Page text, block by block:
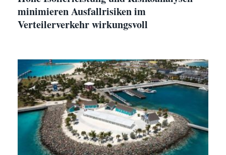
minimieren Ausfallrisiken im
Verteilerverkehr wirkungsvoll